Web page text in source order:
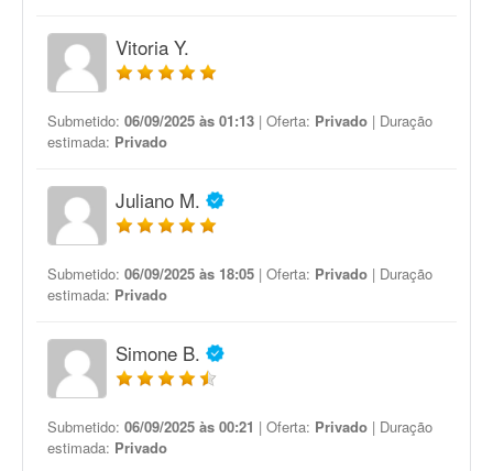
Vitoria Y.
Submetido: 06/09/2025 às 01:13 | Oferta: Privado | Duração
estimada: Privado
Juliano M.
Submetido: 06/09/2025 às 18:05 | Oferta: Privado | Duração
estimada: Privado
Simone B.
Submetido: 06/09/2025 às 00:21 | Oferta: Privado | Duração
estimada: Privado